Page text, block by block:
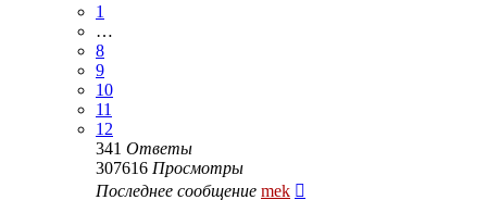
1
…
8
9
10
11
12
341 Ответы
307616 Просмотры
Последнее сообщение mek